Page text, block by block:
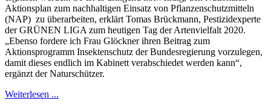
Aktionsplan zum nachhaltigen Einsatz von Pflanzenschutzmitteln
(NAP) zu überarbeiten, erklärt Tomas Brückmann, Pestizidexperte
der GRÜNEN LIGA zum heutigen Tag der Artenvielfalt 2020.
„Ebenso fordere ich Frau Glöckner ihren Beitrag zum
Aktionsprogramm Insektenschutz der Bundesregierung vorzulegen,
damit dieses endlich im Kabinett verabschiedet werden kann“,
ergänzt der Naturschützer.
Weiterlesen ...